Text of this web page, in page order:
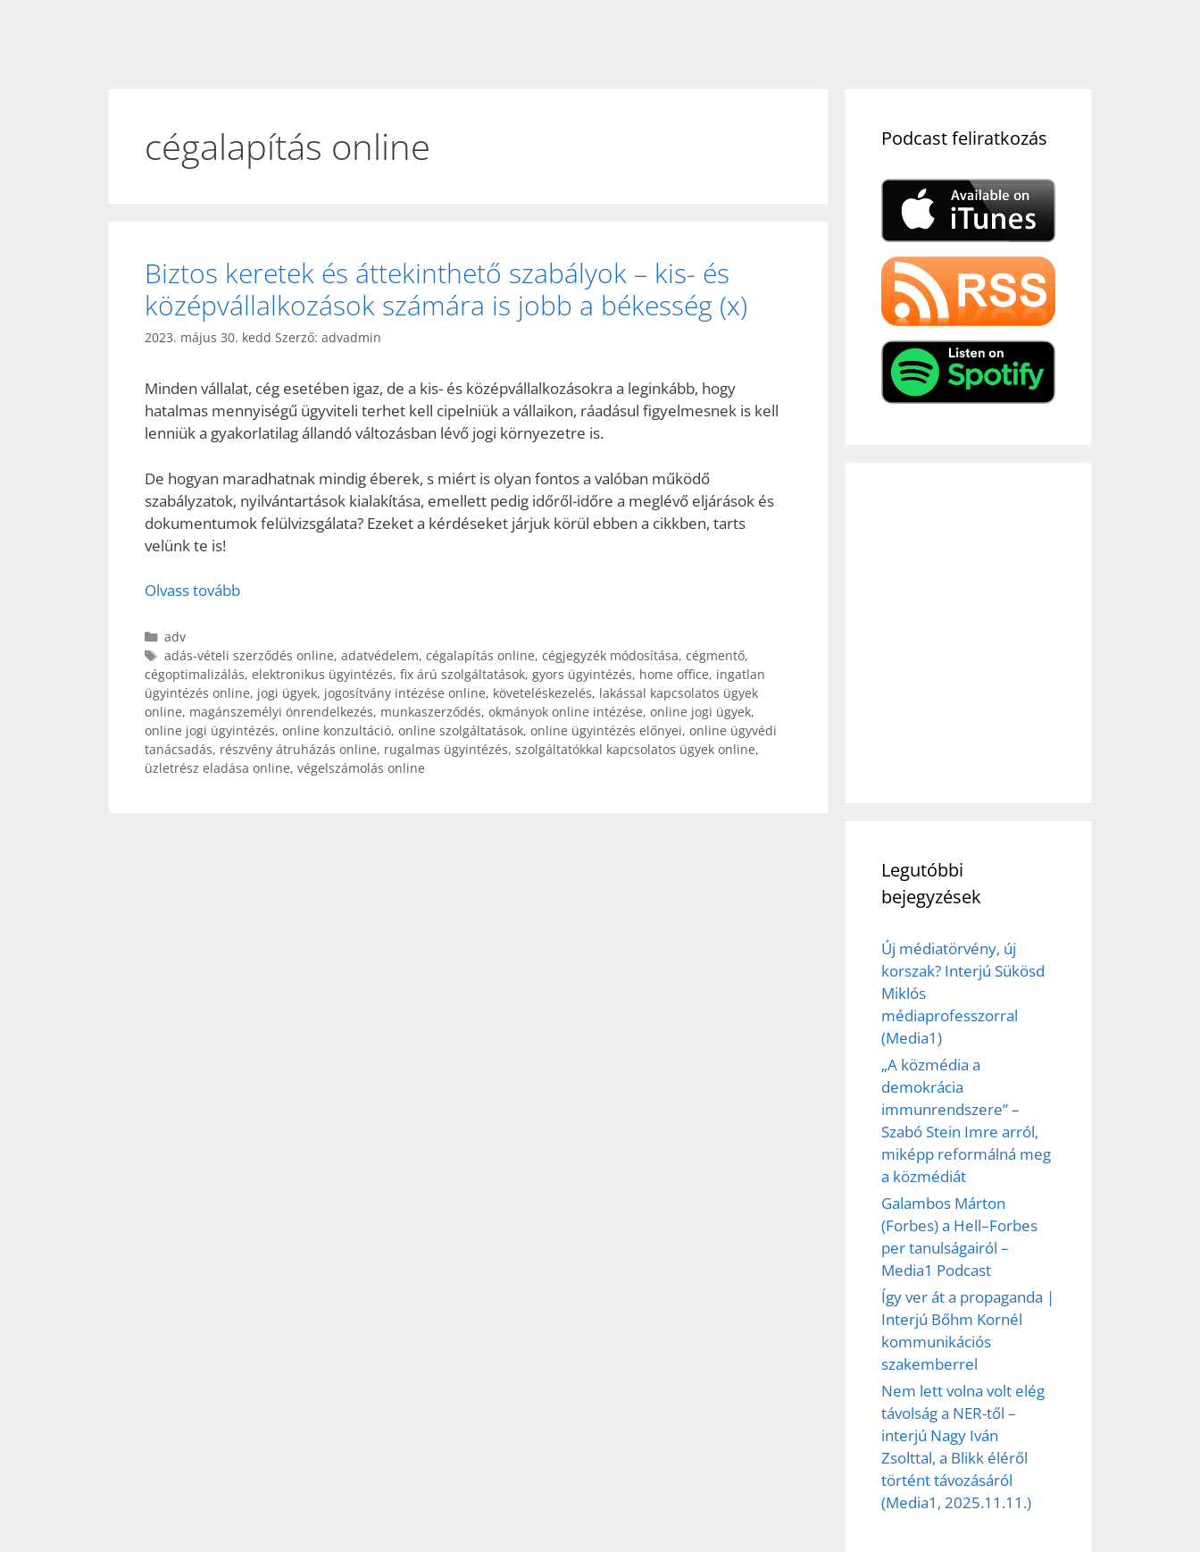
cégalapítás online
Biztos keretek és áttekinthető szabályok – kis- és
középvállalkozások számára is jobb a békesség (x)
2023. május 30. kedd Szerző: advadmin
Minden vállalat, cég esetében igaz, de a kis- és középvállalkozásokra a leginkább, hogy
hatalmas mennyiségű ügyviteli terhet kell cipelniük a vállaikon, ráadásul figyelmesnek is kell
lenniük a gyakorlatilag állandó változásban lévő jogi környezetre is.
De hogyan maradhatnak mindig éberek, s miért is olyan fontos a valóban működő
szabályzatok, nyilvántartások kialakítása, emellett pedig időről-időre a meglévő eljárások és
dokumentumok felülvizsgálata? Ezeket a kérdéseket járjuk körül ebben a cikkben, tarts
velünk te is!
Olvass tovább
Kategória
adv
Címkék
adás-vételi szerződés online, adatvédelem, cégalapítás online, cégjegyzék módosítása, cégmentő,
cégoptimalizálás, elektronikus ügyintézés, fix árú szolgáltatások, gyors ügyintézés, home office, ingatlan
ügyintézés online, jogi ügyek, jogosítvány intézése online, követeléskezelés, lakással kapcsolatos ügyek
online, magánszemélyi önrendelkezés, munkaszerződés, okmányok online intézése, online jogi ügyek,
online jogi ügyintézés, online konzultáció, online szolgáltatások, online ügyintézés előnyei, online ügyvédi
tanácsadás, részvény átruházás online, rugalmas ügyintézés, szolgáltatókkal kapcsolatos ügyek online,
üzletrész eladása online, végelszámolás online
Podcast feliratkozás
Legutóbbi
bejegyzések
Új médiatörvény, új
korszak? Interjú Sükösd
Miklós
médiaprofesszorral
(Media1)
„A közmédia a
demokrácia
immunrendszere” –
Szabó Stein Imre arról,
miképp reformálná meg
a közmédiát
Galambos Márton
(Forbes) a Hell–Forbes
per tanulságairól –
Media1 Podcast
Így ver át a propaganda |
Interjú Bőhm Kornél
kommunikációs
szakemberrel
Nem lett volna volt elég
távolság a NER-től –
interjú Nagy Iván
Zsolttal, a Blikk éléről
történt távozásáról
(Media1, 2025.11.11.)